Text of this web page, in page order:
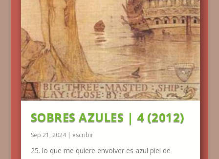
SOBRES AZULES | 4 (2012)
Sep 21, 2024| escribir
25. lo que me quiere envolver es azul piel de